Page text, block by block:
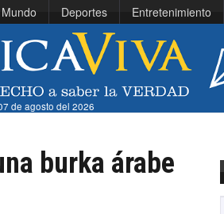
Mundo Deportes Entretenimiento
de agosto del 2026
burka árabe